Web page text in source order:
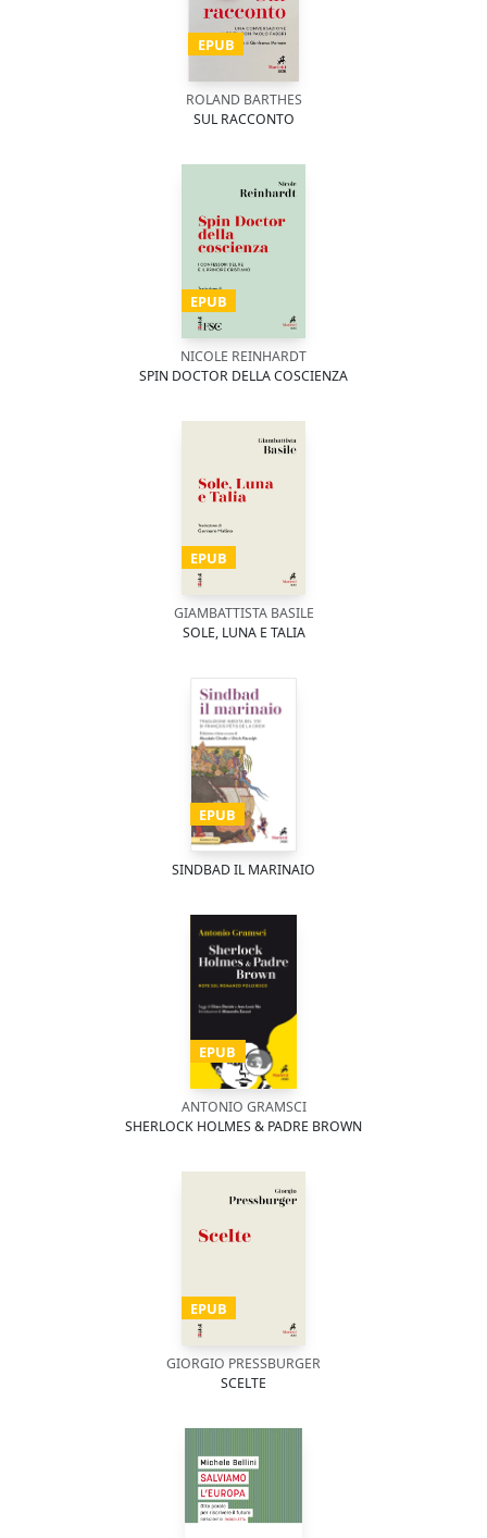
EPUB
ROLAND BARTHES
SUL RACCONTO
EPUB
NICOLE REINHARDT
SPIN DOCTOR DELLA COSCIENZA
EPUB
GIAMBATTISTA BASILE
SOLE, LUNA E TALIA
EPUB
SINDBAD IL MARINAIO
EPUB
ANTONIO GRAMSCI
SHERLOCK HOLMES & PADRE BROWN
EPUB
GIORGIO PRESSBURGER
SCELTE